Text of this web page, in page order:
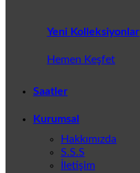
Yeni Kolleksiyonlar
Hemen Keşfet
Saatler
Kurumsal
Hakkımızda
S.S.S
İletişim